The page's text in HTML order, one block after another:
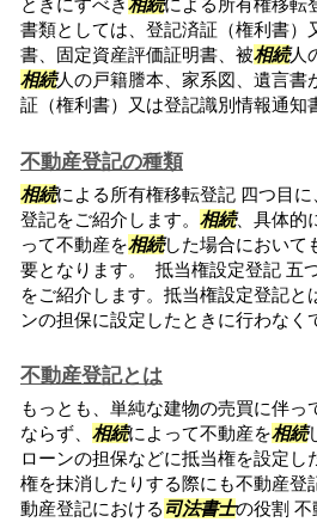
ときにすべき相続による所有権移転
書類としては、登記済証（権利書）
書、固定資産評価証明書、被相続人
相続人の戸籍謄本、家系図、遺言書
証（権利書）又は登記識別情報通知
不動産登記の種類
相続による所有権移転登記 四つ目に
登記をご紹介します。 相続、具体的
って不動産を相続した場合において
要となります。 抵当権設定登記 五
をご紹介します。抵当権設定登記と
ンの担保に設定したときに行わなく
不動産登記とは
もっとも、単純な建物の売買に伴っ
ならず、 相続によって不動産を相続
ローンの担保などに抵当権を設定し
権を抹消したりする際にも不動産
動産登記における 司法書士の役割 不